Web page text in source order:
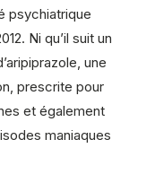
psychiatrique
Ni qu’il suit un
une
prescrite pour
et également
maniaques